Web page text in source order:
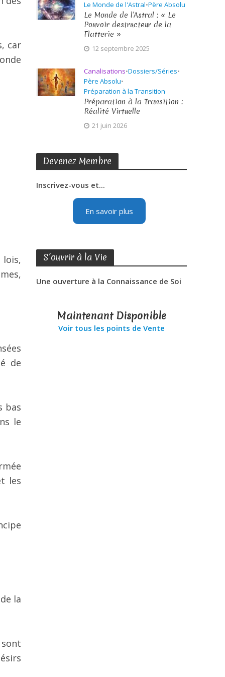
car
lois,
de
bas
le
les
la
Le Monde de l'Astral•Père Absolu
Le Monde de l’Astral : « Le
Pouvoir destructeur de la
Flatterie »
12 septembre 2025
Canalisations•Dossiers/Séries•
Père Absolu•
Préparation à la Transition
Préparation à la Transition :
Réalité Virtuelle
21 juin 2026
Devenez Membre
Inscrivez-vous et...
En savoir plus
S’ouvrir à la Vie
Une ouverture à la Connaissance de Soi
Maintenant Disponible
Voir tous les points de Vente